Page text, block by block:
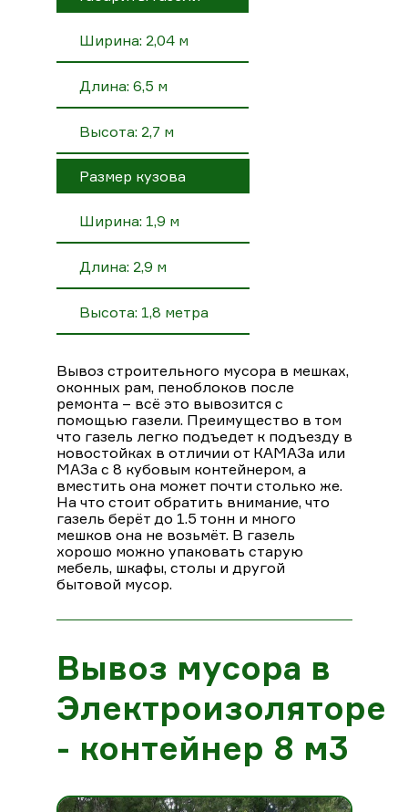
Ширина: 2,04 м
Длина: 6,5 м
Высота: 2,7 м
Размер кузова
Ширина: 1,9 м
Длина: 2,9 м
Высота: 1,8 метра
Вывоз строительного мусора в мешках,
оконных рам, пеноблоков после
ремонта – всё это вывозится с
помощью газели. Преимущество в том
что газель легко подъедет к подъезду в
новостойках в отличии от КАМАЗа или
МАЗа с 8 кубовым контейнером, а
вместить она может почти столько же.
На что стоит обратить внимание, что
газель берёт до 1.5 тонн и много
мешков она не возьмёт. В газель
хорошо можно упаковать старую
мебель, шкафы, столы и другой
бытовой мусор.
Вывоз мусора в
Электроизоляторе
- контейнер 8 м3